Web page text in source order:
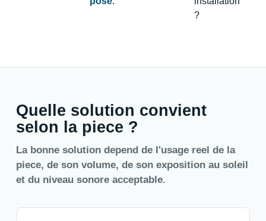
?
Quelle solution convient
selon la piece ?
La bonne solution depend de l'usage reel de la
piece, de son volume, de son exposition au soleil
et du niveau sonore acceptable.